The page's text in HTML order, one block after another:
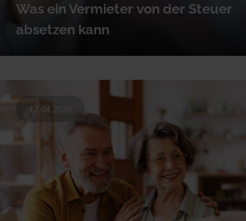
Was ein Vermieter von der Steuer
absetzen kann
17.04.2026